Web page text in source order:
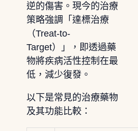
逆的傷害。現今的治療
策略強調「達標治療
（Treat-to-
Target）」，即透過藥
物將疾病活性控制在最
低，減少復發。
以下是常見的治療藥物
及其功能比較：